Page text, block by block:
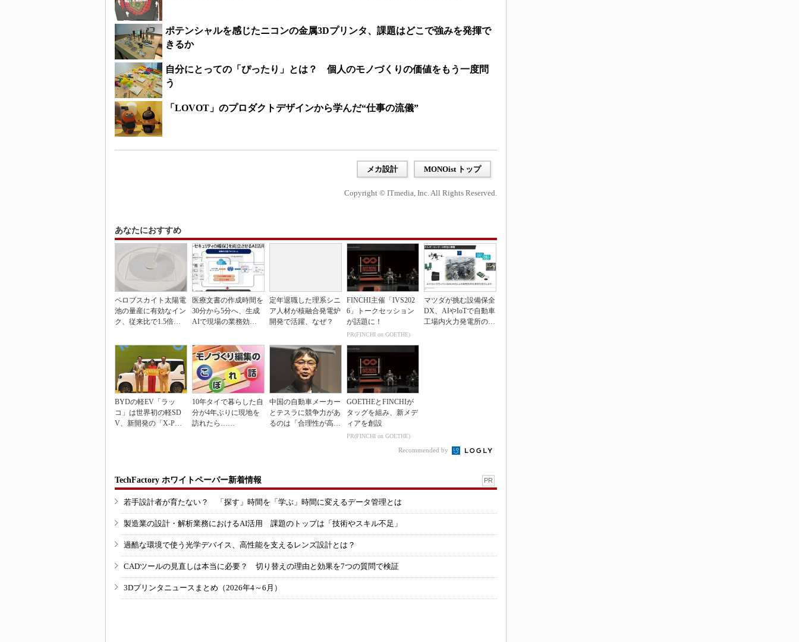
ポテンシャルを感じたニコンの金属3Dプリンタ、課題はどこで強みを発揮で
きるか
自分にとっての「ぴったり」とは？ 個人のモノづくりの価値をもう一度問
う
「LOVOT」のプロダクトデザインから学んだ“仕事の流儀”
メカ設計 MONOist トップ
Copyright © ITmedia, Inc. All Rights Reserved.
あなたにおすすめ
ペロブスカイト太陽電
池の量産に有効なイン
ク、従来比で1.5倍の
医療文書の作成時間を
30分から5分へ、生成
AIで現場の業務効率
定年退職した理系シニ
ア人材が核融合発電炉
開発で活躍、なぜ？
FINCHI主催「IVS202
6」トークセッション
が話題に！
PR(FINCHI on GOETHE)
マツダが挑む設備保全
DX、AIやIoTで自動車
工場内火力発電所の現
BYDの軽EV「ラッ
コ」は世界初の軽SD
V、新開発の「X-PAC
10年タイで暮らした自
分が4年ぶりに現地を
訪れたら……
中国の自動車メーカー
とテスラに競争力があ
るのは「合理性が高
GOETHEとFINCHIが
タッグを組み、新メデ
ィアを創設
PR(FINCHI on GOETHE)
Recommended by
TechFactory ホワイトペーパー新着情報 PR
若手設計者が育たない？ 「探す」時間を「学ぶ」時間に変えるデータ管理とは
製造業の設計・解析業務におけるAI活用 課題のトップは「技術やスキル不足」
過酷な環境で使う光学デバイス、高性能を支えるレンズ設計とは？
CADツールの見直しは本当に必要？ 切り替えの理由と効果を7つの質問で検証
3Dプリンタニュースまとめ（2026年4～6月）